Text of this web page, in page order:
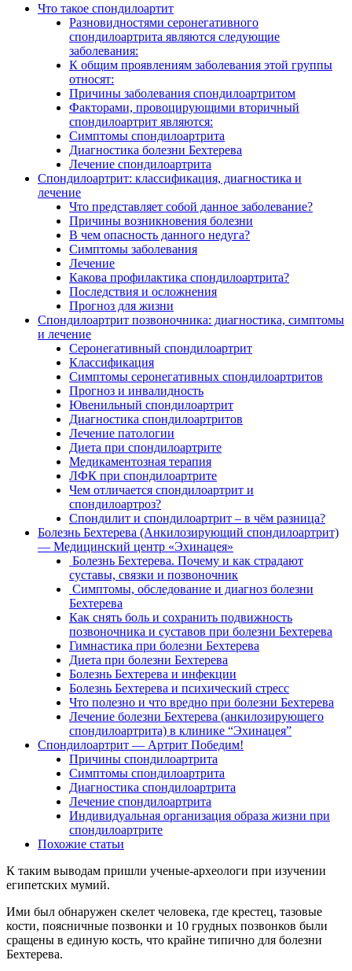
Что такое спондилоартит
Разновидностями серонегативного
спондилоартрита являются следующие
заболевания:
К общим проявлениям заболевания этой группы
относят:
Причины заболевания спондилоартритом
Факторами, провоцирующими вторичный
спондилоартрит являются:
Симптомы спондилоартрита
Диагностика болезни Бехтерева
Лечение спондилоартрита
Спондилоартрит: классификация, диагностика и
лечение
Что представляет собой данное заболевание?
Причины возникновения болезни
В чем опасность данного недуга?
Симптомы заболевания
Лечение
Какова профилактика спондилоартрита?
Последствия и осложнения
Прогноз для жизни
Спондилоартрит позвоночника: диагностика, симптомы
и лечение
Серонегативный спондилоартрит
Классификация
Симптомы серонегативных спондилоартритов
Прогноз и инвалидность
Ювенильный спондилоартрит
Диагностика спондилоартритов
Лечение патологии
Диета при спондилоартрите
Медикаментозная терапия
ЛФК при спондилоартрите
Чем отличается спондилоартрит и
спондилоартроз?
Спондилит и спондилоартрит – в чём разница?
Болезнь Бехтерева (Анкилозирующий спондилоартрит)
— Медицинский центр «Эхинацея»
Болезнь Бехтерева. Почему и как страдают
суставы, связки и позвоночник
Симптомы, обследование и диагноз болезни
Бехтерева
Как снять боль и сохранить подвижность
позвоночника и суставов при болезни Бехтерева
Гимнастика при болезни Бехтерева
Диета при болезни Бехтерева
Болезнь Бехтерева и инфекции
Болезнь Бехтерева и психический стресс
Что полезно и что вредно при болезни Бехтерева
Лечение болезни Бехтерева (анкилозирующего
спондилоартрита) в клинике “Эхинацея”
Спондилоартрит — Артрит Победим!
Причины спондилоартрита
Симптомы спондилоартрита
Диагностика спондилоартрита
Лечение спондилоартрита
Индивидуальная организация образа жизни при
спондилоартрите
Похожие статьи
К таким выводам пришли ученые-археологи при изучении
египетских мумий.
Ими был обнаружен скелет человека, где крестец, тазовые
кости, поясничные позвонки и 10 грудных позвонков были
сращены в единую кость, что крайне типично для болезни
Бехтерева.